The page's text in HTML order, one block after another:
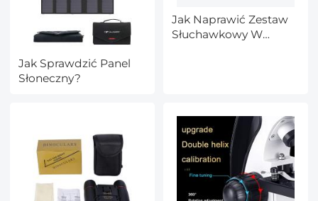
Jak Sprawdzić Panel
Słoneczny?
Jak Naprawić Zestaw
Słuchawkowy W